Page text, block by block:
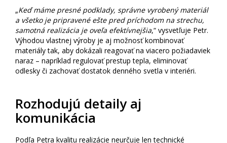
„Keď máme presné podklady, správne vyrobený materiál
a všetko je pripravené ešte pred príchodom na strechu,
samotná realizácia je oveľa efektívnejšia,“ vysvetľuje Petr.
Výhodou vlastnej výroby je aj možnosť kombinovať
materiály tak, aby dokázali reagovať na viacero požiadaviek
naraz – napríklad regulovať prestup tepla, eliminovať
odlesky či zachovať dostatok denného svetla v interiéri.
Rozhodujú detaily aj
komunikácia
Podľa Petra kvalitu realizácie neurčuje len technické